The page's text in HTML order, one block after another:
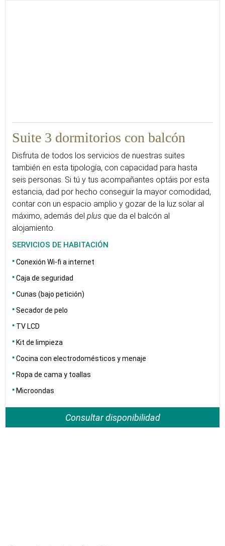
Suite 3 dormitorios con balcón
Disfruta de todos los servicios de nuestras suites
también en esta tipología, con capacidad para hasta
seis personas. Si tú y tus acompañantes optáis por esta
estancia, dad por hecho conseguir la mayor comodidad,
contar con un espacio amplio y gozar de la luz solar al
máximo, además del plus que da el balcón al
alojamiento.
SERVICIOS DE HABITACIÓN
Conexión Wi-fi a internet
Caja de seguridad
Cunas (bajo petición)
Secador de pelo
TV LCD
Kit de limpieza
Cocina con electrodomésticos y menaje
Ropa de cama y toallas
Microondas
Consultar disponibilidad